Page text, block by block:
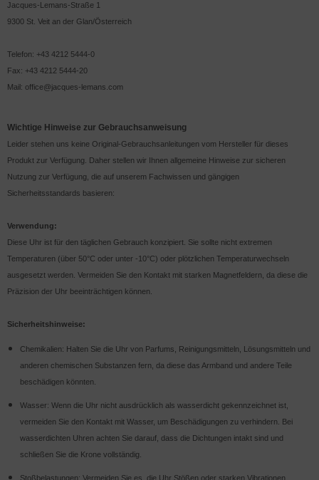
Jacques-Lemans-Straße 1
9300 St. Veit an der Glan/Österreich
Telefon: +43 4212 5444-0
Fax: +43 4212 5444-20
Mail: office@jacques-lemans.com
Wichtige Hinweise zur Gebrauchsanweisung
Leider stehen uns keine Original-Gebrauchsanleitungen vom Hersteller für dieses
Produkt zur Verfügung. Daher stellen wir Ihnen allgemeine Hinweise zur sicheren
Nutzung zur Verfügung, die auf unserem Fachwissen und gängigen
Sicherheitsstandards basieren:
Verwendung:
Diese Uhr ist für den täglichen Gebrauch konzipiert. Sie sollte nicht extremen
Temperaturen (über 50°C oder unter -10°C) oder plötzlichen Temperaturwechseln
ausgesetzt werden. Vermeiden Sie den Kontakt mit starken Magnetfeldern, da diese die
Präzision der Uhr beeinträchtigen können.
Sicherheitshinweise:
Chemikalien: Halten Sie die Uhr von Parfums, Reinigungsmitteln, Lösungsmitteln und
anderen chemischen Substanzen fern, da diese das Armband und andere Teile
beschädigen könnten.
Wasser: Wenn die Uhr nicht ausdrücklich als wasserdicht gekennzeichnet ist,
vermeiden Sie den Kontakt mit Wasser, um Beschädigungen zu verhindern. Bei
wasserdichten Uhren achten Sie darauf, dass die Dichtungen intakt sind und
schließen Sie die Krone vollständig.
Stoßbelastungen: Vermeiden Sie es, die Uhr Stößen oder starken Vibrationen